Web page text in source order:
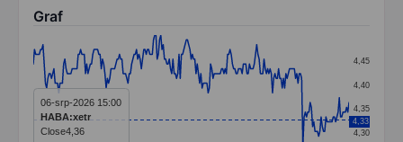
Graf
Line chart with 261 data points.
The chart has 1 X axis displaying categories.
The chart has 1 Y axis displaying values. Data 4,30
4,35
4,40
4,45
4,33
06-srp-2026 15:00
HABA:xetr
Close4,36